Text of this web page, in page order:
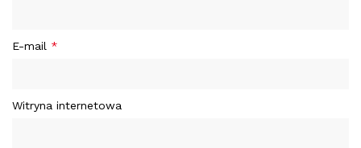
E-mail *
Witryna internetowa